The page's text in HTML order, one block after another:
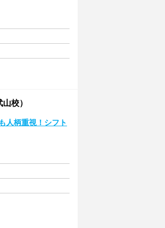
校）
人柄重視！シフト